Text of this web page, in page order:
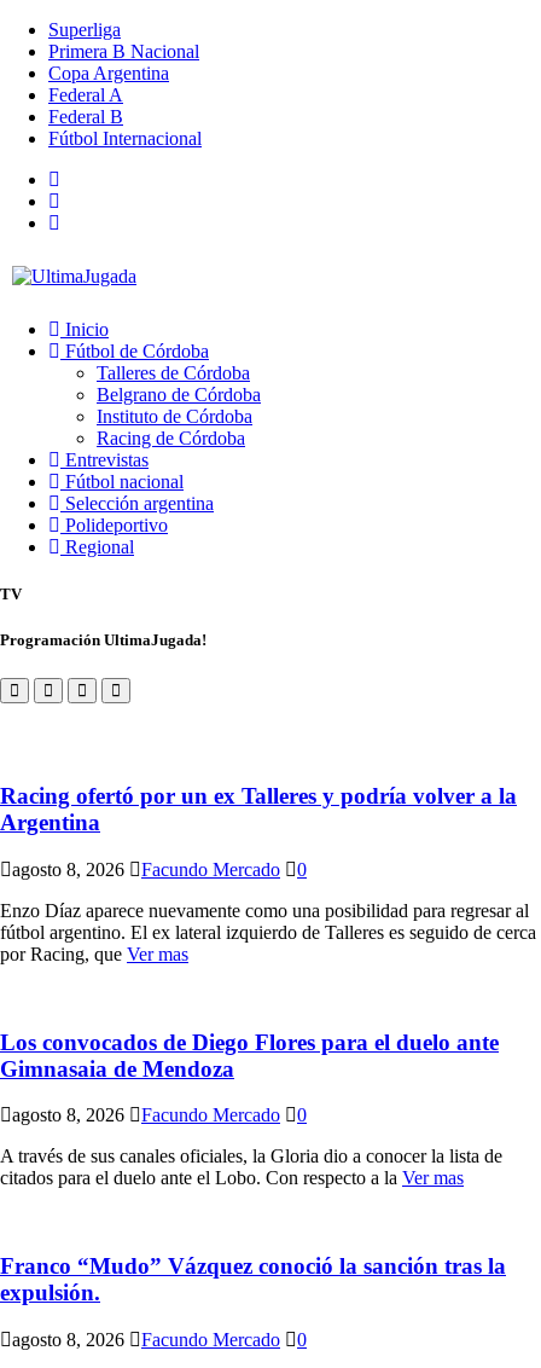
Superliga
Primera B Nacional
Copa Argentina
Federal A
Federal B
Fútbol Internacional
Inicio
Fútbol de Córdoba
Talleres de Córdoba
Belgrano de Córdoba
Instituto de Córdoba
Racing de Córdoba
Entrevistas
Fútbol nacional
Selección argentina
Polideportivo
Regional
TV
Programación UltimaJugada!
Racing ofertó por un ex Talleres y podría volver a la
Argentina
agosto 8, 2026 Facundo Mercado
0
Enzo Díaz aparece nuevamente como una posibilidad para regresar al
fútbol argentino. El ex lateral izquierdo de Talleres es seguido de cerca
por Racing, que Ver mas
Los convocados de Diego Flores para el duelo ante
Gimnasaia de Mendoza
agosto 8, 2026 Facundo Mercado
0
A través de sus canales oficiales, la Gloria dio a conocer la lista de
citados para el duelo ante el Lobo. Con respecto a la Ver mas
Franco “Mudo” Vázquez conoció la sanción tras la
expulsión.
agosto 8, 2026 Facundo Mercado
0